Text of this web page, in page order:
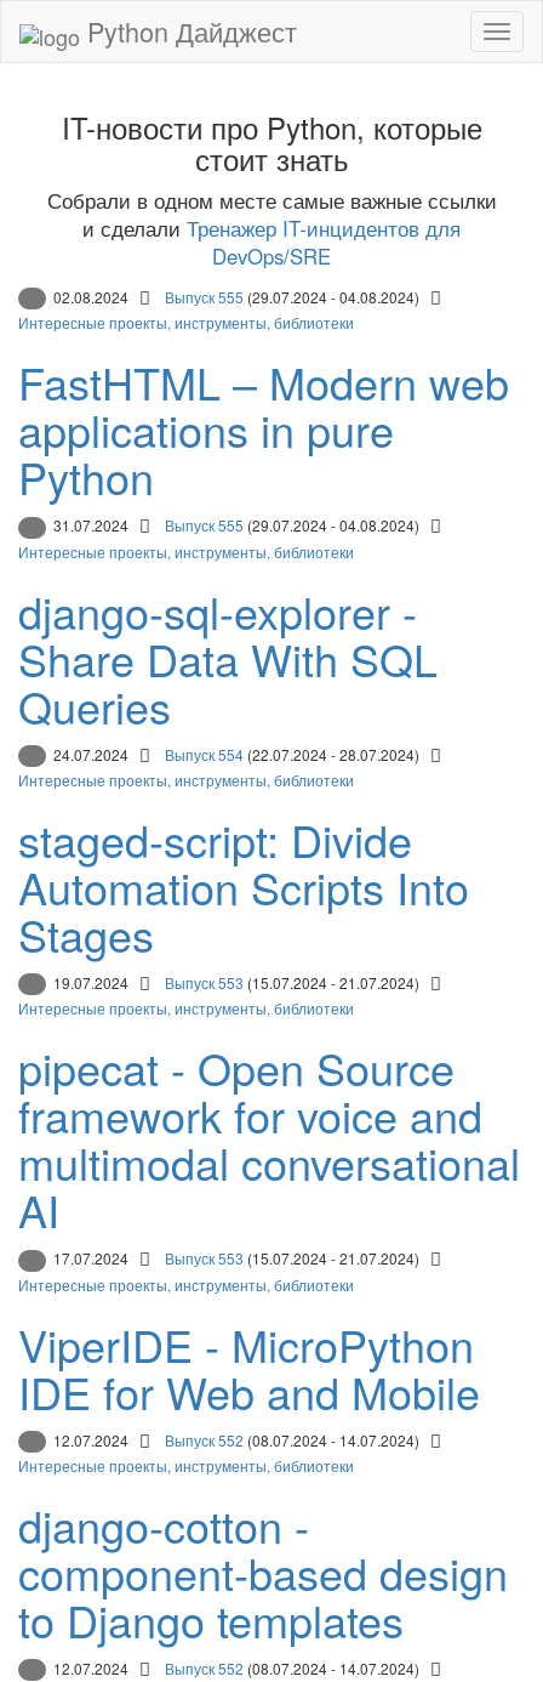
Python Дайджест
IT-новости про Python, которые
стоит знать
Собрали в одном месте самые важные ссылки
и сделали Тренажер IT-инцидентов для
DevOps/SRE
02.08.2024 Выпуск 555 (29.07.2024 - 04.08.2024)
Интересные проекты, инструменты, библиотеки
FastHTML – Modern web
applications in pure
Python
31.07.2024 Выпуск 555 (29.07.2024 - 04.08.2024)
Интересные проекты, инструменты, библиотеки
django-sql-explorer -
Share Data With SQL
Queries
24.07.2024 Выпуск 554 (22.07.2024 - 28.07.2024)
Интересные проекты, инструменты, библиотеки
staged-script: Divide
Automation Scripts Into
Stages
19.07.2024 Выпуск 553 (15.07.2024 - 21.07.2024)
Интересные проекты, инструменты, библиотеки
pipecat - Open Source
framework for voice and
multimodal conversational
AI
17.07.2024 Выпуск 553 (15.07.2024 - 21.07.2024)
Интересные проекты, инструменты, библиотеки
ViperIDE - MicroPython
IDE for Web and Mobile
12.07.2024 Выпуск 552 (08.07.2024 - 14.07.2024)
Интересные проекты, инструменты, библиотеки
django-cotton -
component-based design
to Django templates
12.07.2024 Выпуск 552 (08.07.2024 - 14.07.2024)